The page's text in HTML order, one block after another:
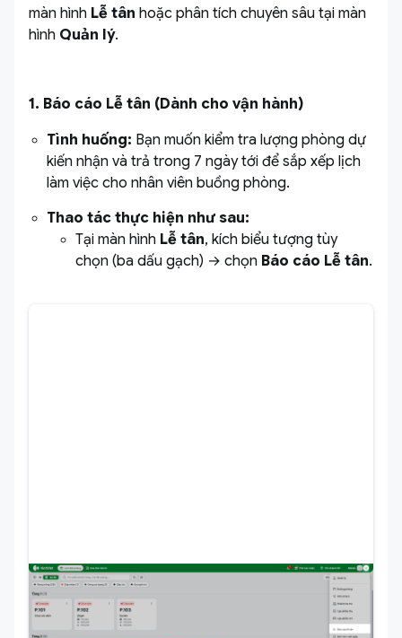
màn hình Lễ tân hoặc phân tích chuyên sâu tại màn
hình Quản lý.
1. Báo cáo Lễ tân (Dành cho vận hành)
Tình huống: Bạn muốn kiểm tra lượng phòng dự
kiến nhận và trả trong 7 ngày tới để sắp xếp lịch
làm việc cho nhân viên buồng phòng.
Thao tác thực hiện như sau:
Tại màn hình Lễ tân, kích biểu tượng tùy
chọn (ba dấu gạch) → chọn Báo cáo Lễ tân.